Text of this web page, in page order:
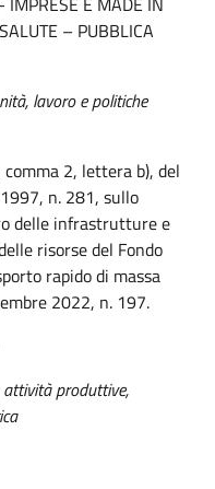
– PUBBLICA
lavoro e politiche
2, lettera b), del
n. 281, sullo
delle infrastrutture e
risorse del Fondo
rapido di massa
2022, n. 197.
produttive,